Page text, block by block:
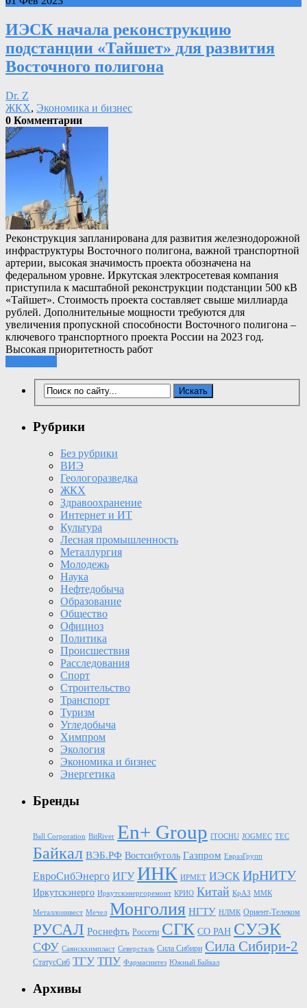
ИЭСК начала реконструкцию
подстанции «Тайшет» для развития
Восточного полигона
Dr. Z
ЖКХ, Экономика и бизнес
0 Комментарии
Реконструкция запланирована для развития железнодорожной
инфраструктуры Восточного полигона, важной транспортной
артерии, высокая значимость проекта обозначена на
федеральном уровне. Иркутская электросетевая компания
приступила к масштабной реконструкции подстанции 500 кВ
«Тайшет». Стоимость проекта составляет свыше миллиарда
рублей. Дополнительные мощности требуются для
увеличения пропускной способности Восточного полигона –
ключевого транспортного проекта России на 2023 год.
Высокая приоритетность работ
Рубрики
Без рубрики
ВИЭ
Геологоразведка
ЖКХ
Здравоохранение
Интернет и ИТ
Культура
Лесная промышленность
Металлургия
Молодежь
Наука
Нефтедобыча
Образование
Общество
Официоз
Политика
Происшествия
Расследования
Спорт
Строительство
Транспорт
Туризм
Угледобыча
Химпром
Экология
Экономика и бизнес
Энергетика
Бренды
Ball Corporation BitRiver En+ Group ITOCHU JOGMEC TEC
Байкал ВЭБ.РФ Востсибуголь Газпром ЕвразГрупп
ЕвроСибЭнерго ИГУ ИНК ИРМЕТ ИЭСК ИрНИТУ
Иркутскэнерго Иркутскэнергоремонт КРИО Китай КрАЗ ММК
Металлоинвест Мечел Монголия НГТУ НЛМК Ориент-Телеком
РУСАЛ Роснефть Россети СГК СО РАН СУЭК
СФУ Саянскхимпласт Северсталь Сила Сибири Сила Сибири-2
СтатусСиб ТГУ ТПУ Фармасинтез Южный Байкал
Архивы